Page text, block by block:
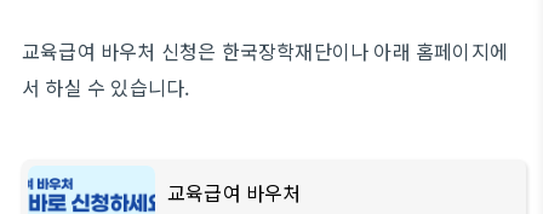
교육급여 바우처 신청은 한국장학재단이나 아래 홈페이지에
서 하실 수 있습니다.
교육급여 바우처